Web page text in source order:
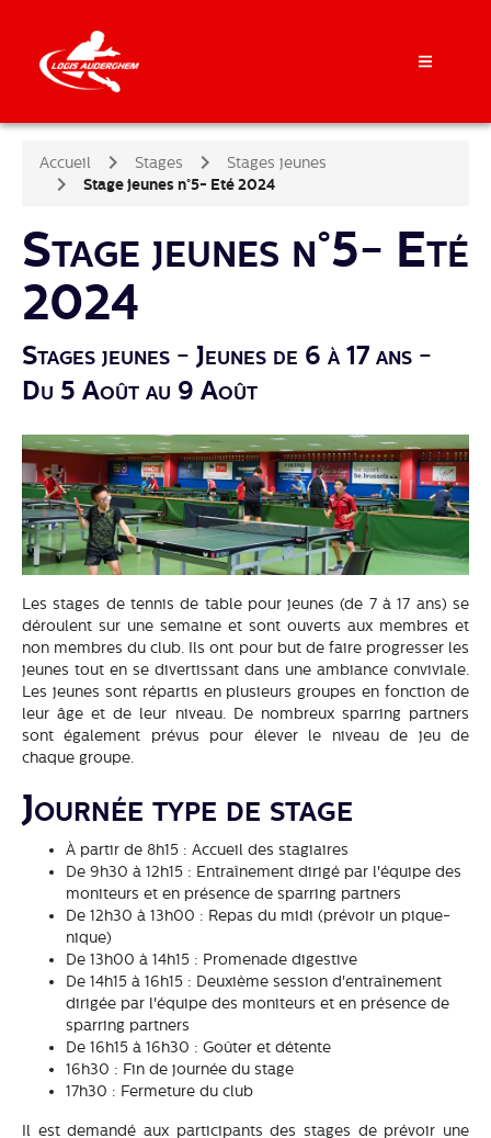
Accueil Stages
Stages jeunes
Stage jeunes n°5- Eté 2024
Stage jeunes n°5- Eté
2024
Stages jeunes - Jeunes de 6 à 17 ans -
Du 5 Août au 9 Août
Les stages de tennis de table pour jeunes (de 7 à 17 ans) se
déroulent sur une semaine et sont ouverts aux membres et
non membres du club. Ils ont pour but de faire progresser les
jeunes tout en se divertissant dans une ambiance conviviale.
Les jeunes sont répartis en plusieurs groupes en fonction de
leur âge et de leur niveau. De nombreux sparring partners
sont également prévus pour élever le niveau de jeu de
chaque groupe.
Journée type de stage
À partir de 8h15 : Accueil des stagiaires
De 9h30 à 12h15 : Entraînement dirigé par l'équipe des
moniteurs et en présence de sparring partners
De 12h30 à 13h00 : Repas du midi (prévoir un pique-
nique)
De 13h00 à 14h15 : Promenade digestive
De 14h15 à 16h15 : Deuxième session d'entraînement
dirigée par l'équipe des moniteurs et en présence de
sparring partners
De 16h15 à 16h30 : Goûter et détente
16h30 : Fin de journée du stage
17h30 : Fermeture du club
Il est demandé aux participants des stages de prévoir une